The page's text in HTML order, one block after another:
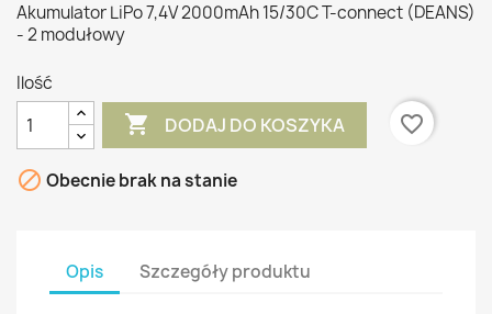
Akumulator LiPo 7,4V 2000mAh 15/30C T-connect (DEANS)
- 2 modułowy
Ilość
 DODAJ DO KOSZYKA favorite_border
 Obecnie brak na stanie
Opis Szczegóły produktu